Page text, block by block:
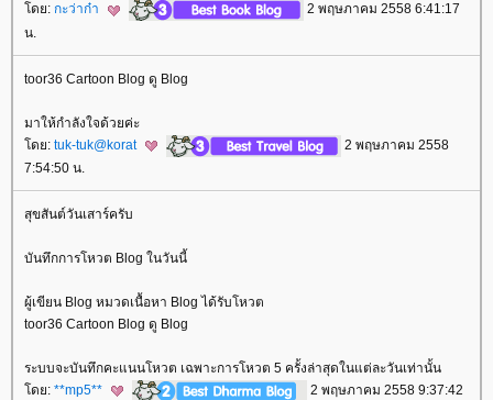
ดย: กะว่าก๋า
2 พฤษภาคม 2558 6:41:17
น.
toor36 Cartoon Blog ดู Blog
มาให้กำลังใจด้วยค่ะ
ดย: tuk-tuk@korat
2 พฤษภาคม 2558
7:54:50 น.
สุขสันต์วันเสาร์ครับ
บันทึกการโหวต Blog ในวันนี้
ผู้เขียน Blog หมวดเนื้อหา Blog ได้รับโหวต
toor36 Cartoon Blog ดู Blog
ระบบจะบันทึกคะแนนโหวต เฉพาะการโหวต 5 ครั้งล่าสุดในแต่ละวันเท่านั้น
ดย: **mp5**
2 พฤษภาคม 2558 9:37:42